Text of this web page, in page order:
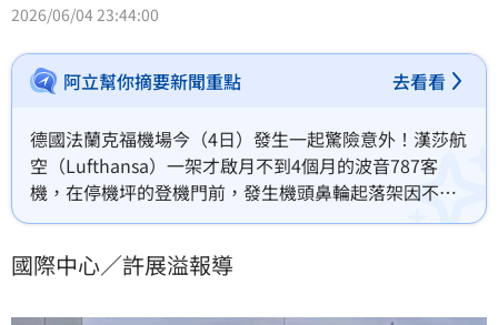
2026/06/04 23:44:00
阿立幫你摘要新聞重點 去看看
德國法蘭克福機場今（4日）發生一起驚險意外！漢莎航
空（Lufthansa）一架才啟月不到4個月的波音787客
機，在停機坪的登機門前，發生機頭鼻輪起落架因不明
原因突然塌陷，導致直接著地。這起事故造成機上多名
國際中心／許展溢報導